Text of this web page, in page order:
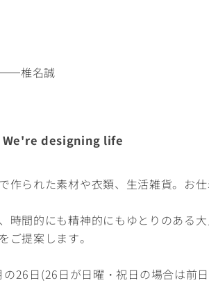
椎名誠
designing life
作られた素材や衣類、生活雑貨。お
時間的にも精神的にもゆとりのある大
ご提案します。
26日(26日が日曜・祝日の場合は前日